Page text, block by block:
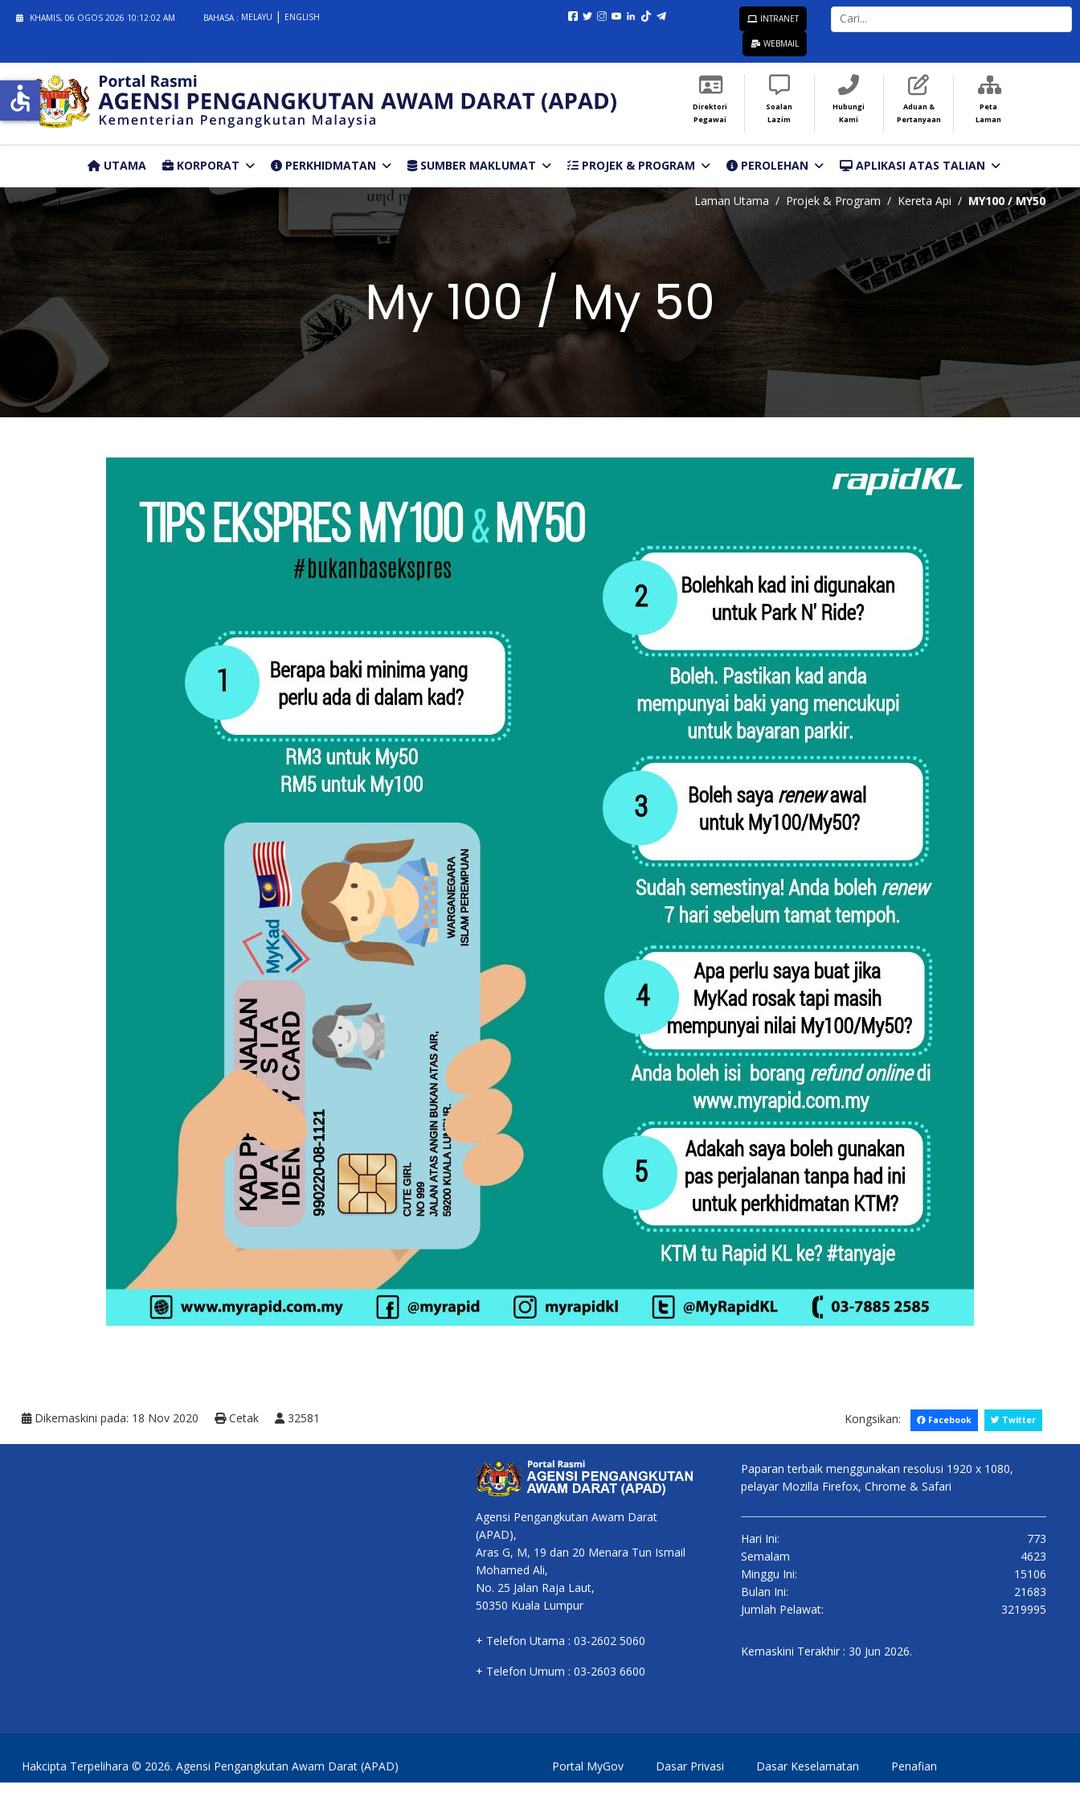
KHAMIS, 06 OGOS 2026 10:12:03 AM BAHASA : MELAYU ENGLISH INTRANET
WEBMAIL
CARI...
Direktori
Pegawai
Soalan
Lazim
Hubungi
Kami
Aduan &
Pertanyaan
Peta
Laman
UTAMA KORPORAT PERKHIDMATAN SUMBER MAKLUMAT PROJEK & PROGRAM PEROLEHAN APLIKASI ATAS TALIAN
Laman Utama Projek & Program Kereta Api MY100 / MY50
My 100 / My 50
Dikemaskini pada: 18 Nov 2020 Cetak 32581 Kongsikan: Facebook Twitter
Agensi Pengangkutan Awam Darat
(APAD),
Aras G, M, 19 dan 20 Menara Tun Ismail
Mohamed Ali,
No. 25 Jalan Raja Laut,
50350 Kuala Lumpur
+ Telefon Utama : 03-2602 5060
+ Telefon Umum : 03-2603 6600
Paparan terbaik menggunakan resolusi 1920 x 1080,
pelayar Mozilla Firefox, Chrome & Safari
Hari Ini:
773
Semalam
4623
Minggu Ini:
15106
Bulan Ini:
21683
Jumlah Pelawat:
3219995
Kemaskini Terakhir : 30 Jun 2026.
Hakcipta Terpelihara © 2026. Agensi Pengangkutan Awam Darat (APAD) Portal MyGov Dasar Privasi Dasar Keselamatan Penafian
accessible